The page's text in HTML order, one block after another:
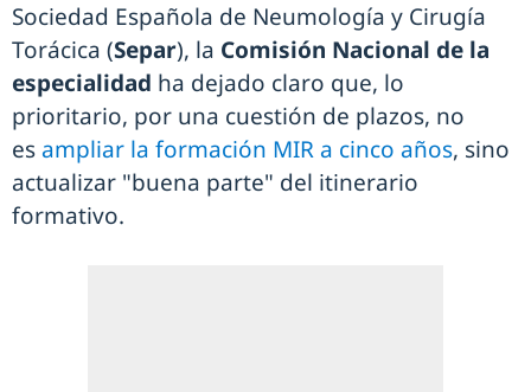
Sociedad Española de Neumología y Cirugía
Torácica (Separ), la Comisión Nacional de la
especialidad ha dejado claro que, lo
prioritario, por una cuestión de plazos, no
es ampliar la formación MIR a cinco años, sino
actualizar "buena parte" del itinerario
formativo.